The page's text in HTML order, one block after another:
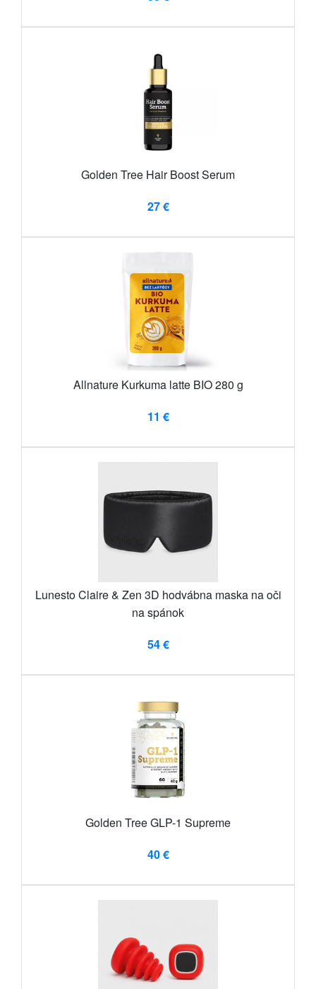
Golden Tree Hair Boost Serum
27 €
Allnature Kurkuma latte BIO 280 g
11 €
Lunesto Claire & Zen 3D hodvábna maska ​​na oči
na spánok
54 €
Golden Tree GLP-1 Supreme
40 €